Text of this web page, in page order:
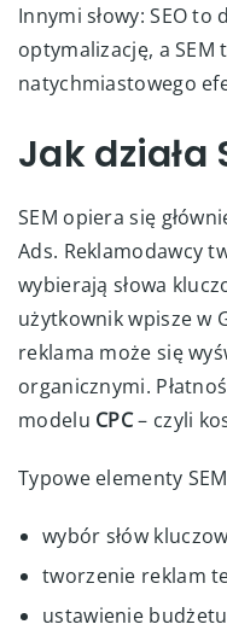
Innymi słowy: SEO
optymalizację, a SEM
natychmiastowego
Jak działa
SEM opiera się
Ads. Reklamodawcy
wybierają słowa
użytkownik wpisze w
reklama może się
organicznymi.
modelu CPC– czyli
Typowe elementy
wybór słów
tworzenie reklam
ustawienie